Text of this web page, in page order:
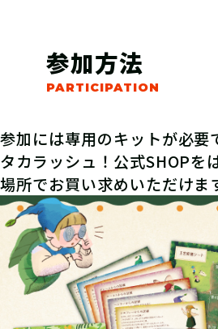
参加方法
参加には専用のキットが必要
タカラッシュ！公式SHOPを
場所でお買い求めいただけま